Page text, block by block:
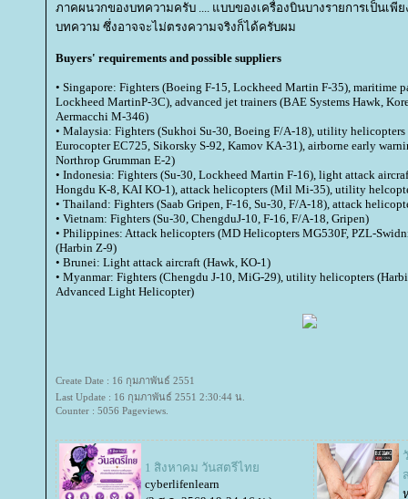
ภาคผนวกของบทความครับ .... แบบของเครื่องบินบางรายการเป็นเ
บทความ ซึ่งอาจจะไม่ตรงความจริงก็ได้ครับผม
Buyers' requirements and possible suppliers
• Singapore: Fighters (Boeing F-15, Lockheed Martin F-35), maritime
Lockheed MartinP-3C), advanced jet trainers (BAE Systems Hawk,
Aermacchi M-346)
• Malaysia: Fighters (Sukhoi Su-30, Boeing F/A-18), utility helicopters
Eurocopter EC725, Sikorsky S-92, Kamov KA-31), airborne early
Northrop Grumman E-2)
• Indonesia: Fighters (Su-30, Lockheed Martin F-16), light attack
Hongdu K-8, KAI KO-1), attack helicopters (Mil Mi-35), utility
• Thailand: Fighters (Saab Gripen, F-16, Su-30, F/A-18), attack
• Vietnam: Fighters (Su-30, ChengduJ-10, F-16, F/A-18, Gripen)
• Philippines: Attack helicopters (MD Helicopters MG530F, PZL-
(Harbin Z-9)
• Brunei: Light attack aircraft (Hawk, KO-1)
• Myanmar: Fighters (Chengdu J-10, MiG-29), utility helicopters
Advanced Light Helicopter)
Create Date : 16 กุมภาพันธ์ 2551
Last Update : 16 กุมภาพันธ์ 2551 2:30:44 น.
Counter : 5056 Pageviews.
1 สิงหาคม วันสตรีไท
cyberlifenlearn